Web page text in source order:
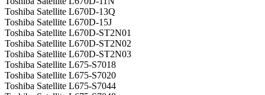
Toshiba Satellite L670D-13Q
Toshiba Satellite L670D-15J
Toshiba Satellite L670D-ST2N01
Toshiba Satellite L670D-ST2N02
Toshiba Satellite L670D-ST2N03
Toshiba Satellite L675-S7018
Toshiba Satellite L675-S7020
Toshiba Satellite L675-S7044